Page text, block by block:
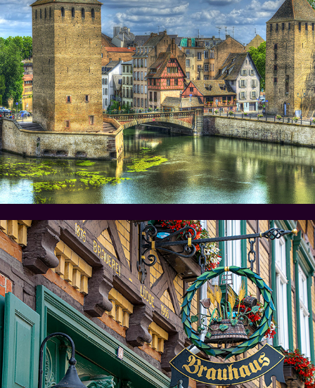
Straatsburg
Quedlinburg